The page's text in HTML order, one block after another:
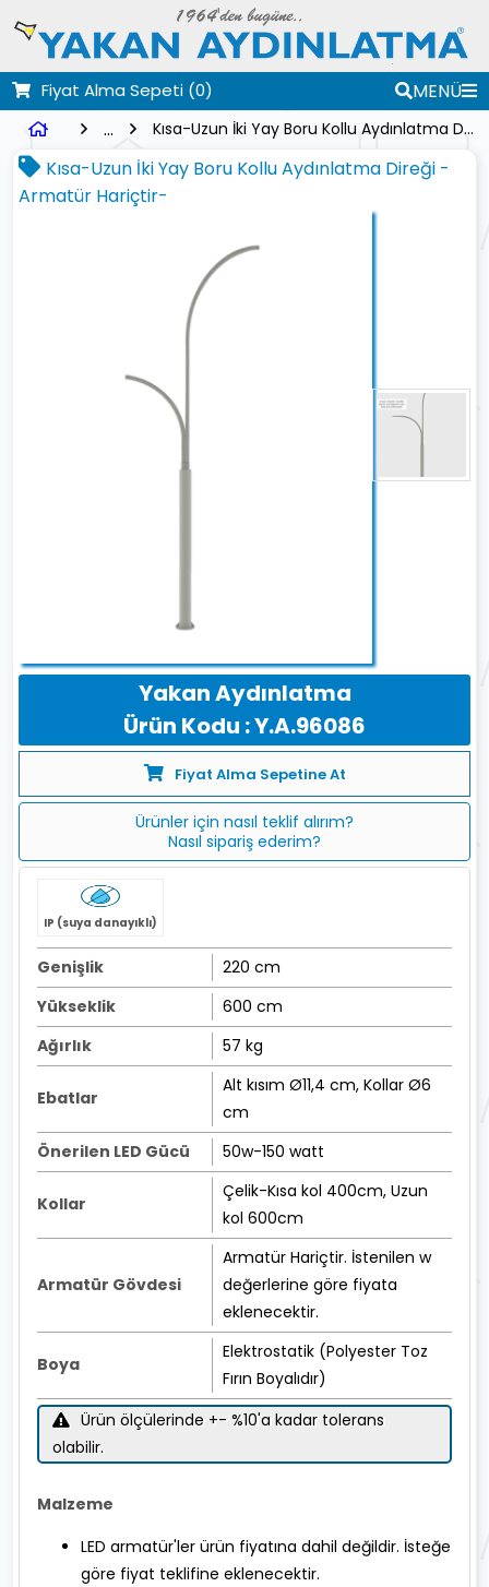
Fiyat Alma Sepeti (0)
MENÜ
...
Kısa-Uzun İki Yay Boru Kollu Aydınlatma Direği -Armatür Hariçtir-
Kısa-Uzun İki Yay Boru Kollu Aydınlatma Direği -
Armatür Hariçtir-
Yakan Aydınlatma
Ürün Kodu : Y.A.96086
Fiyat Alma Sepetine At
Ürünler için nasıl teklif alırım?
Nasıl sipariş ederim?
IP (suya danayıklı)
Genişlik
220 cm
Yükseklik
600 cm
Ağırlık
57 kg
Ebatlar
Alt kısım Ø11,4 cm, Kollar Ø6
cm
Önerilen LED Gücü
50w-150 watt
Kollar
Çelik-Kısa kol 400cm, Uzun
kol 600cm
Armatür Gövdesi
Armatür Hariçtir. İstenilen w
değerlerine göre fiyata
eklenecektir.
Boya
Elektrostatik (Polyester Toz
Fırın Boyalıdır)
Ürün ölçülerinde +- %10'a kadar tolerans
olabilir.
Malzeme
LED armatür'ler ürün fiyatına dahil değildir. İsteğe
göre fiyat teklifine eklenecektir.